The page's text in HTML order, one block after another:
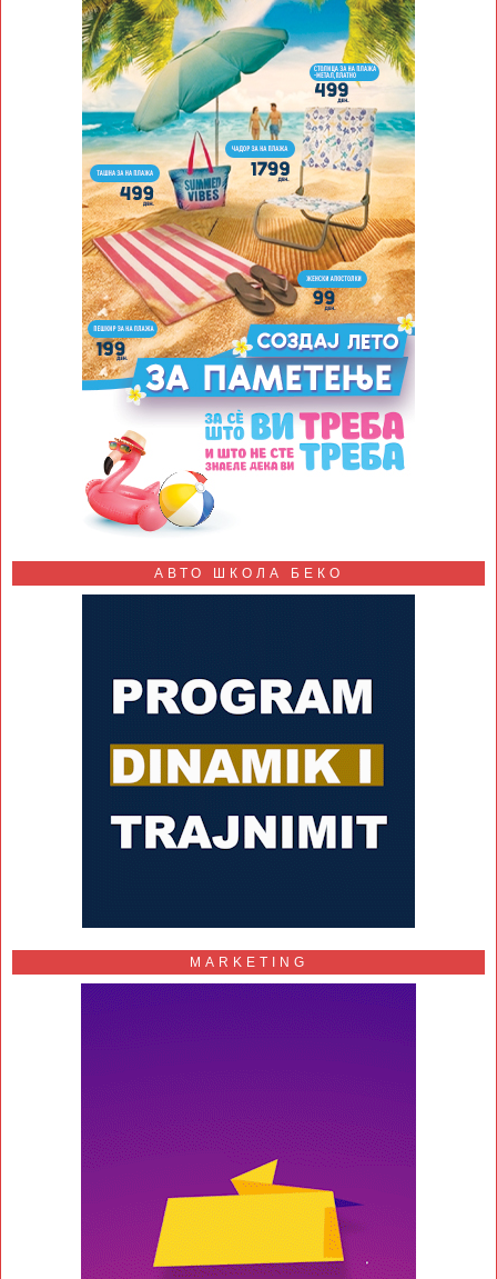
АВТО ШКОЛА БЕКО
MARKETING